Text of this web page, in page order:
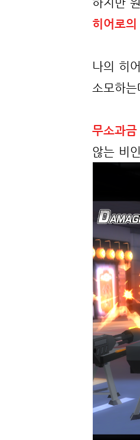
히어로
나의 히
소모하는
무소과
않는 비